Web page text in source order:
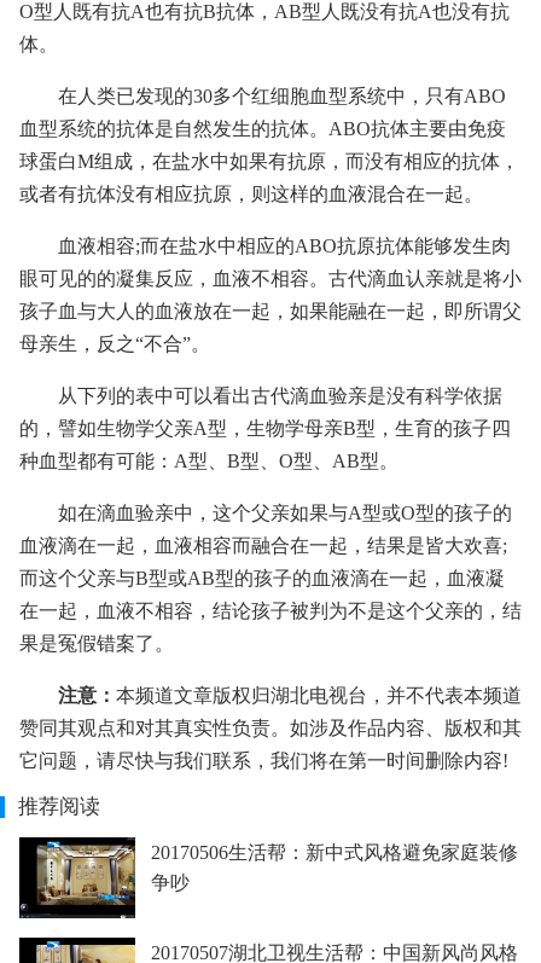
O型人既有抗A也有抗B抗体，AB型人既没有抗A也没有抗
体。
在人类已发现的30多个红细胞血型系统中，只有ABO
血型系统的抗体是自然发生的抗体。ABO抗体主要由免疫
球蛋白M组成，在盐水中如果有抗原，而没有相应的抗体，
或者有抗体没有相应抗原，则这样的血液混合在一起。
血液相容;而在盐水中相应的ABO抗原抗体能够发生肉
眼可见的的凝集反应，血液不相容。古代滴血认亲就是将小
孩子血与大人的血液放在一起，如果能融在一起，即所谓父
母亲生，反之“不合”。
从下列的表中可以看出古代滴血验亲是没有科学依据
的，譬如生物学父亲A型，生物学母亲B型，生育的孩子四
种血型都有可能：A型、B型、O型、AB型。
如在滴血验亲中，这个父亲如果与A型或O型的孩子的
血液滴在一起，血液相容而融合在一起，结果是皆大欢喜;
而这个父亲与B型或AB型的孩子的血液滴在一起，血液凝
在一起，血液不相容，结论孩子被判为不是这个父亲的，结
果是冤假错案了。
注意： 本频道文章版权归湖北电视台，并不代表本频道
赞同其观点和对其真实性负责。如涉及作品内容、版权和其
它问题，请尽快与我们联系，我们将在第一时间删除内容!
推荐阅读
20170506生活帮：新中式风格避免家庭装修
争吵
20170507湖北卫视生活帮：中国新风尚风格